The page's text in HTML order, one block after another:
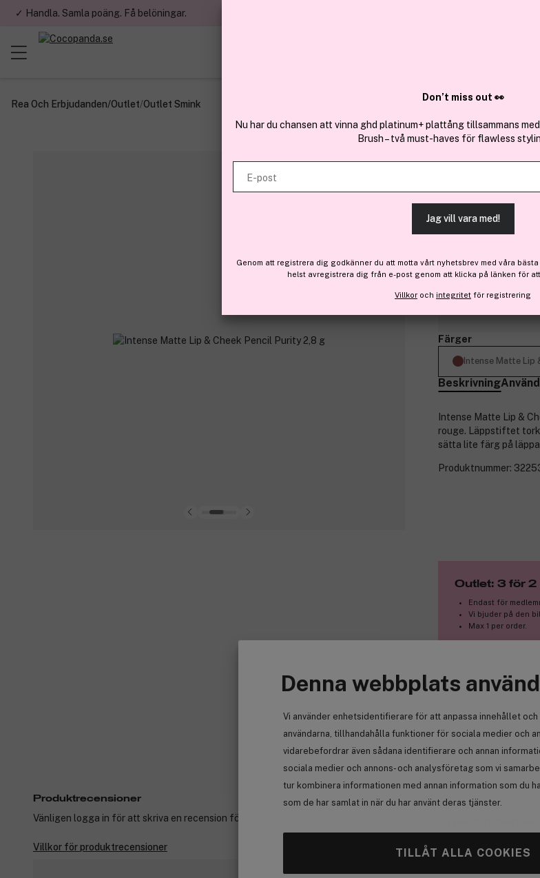
Denna webbplats
Vi använder enhetsidentifierare för att anpassa innehållet och
användarna, tillhandahålla funktioner för sociala medier och
vidarebefordrar även sådana identifierare och annan
sociala medier och annons- och analysföretag som vi
tur kombinera informationen med annan information som du
som de har samlat in när du har använt deras tjänster.
TILLÅT ALLA COOKIES
✓ Handla. Samla poäng. Få belöningar.
Rea Och Erbjudanden/Outlet/Outlet Smink
Intense Matte
-34% Bara 3 på lager
Före: 245 kr
Färger
Intense Matte Lip
Beskrivning
Intense Matte Lip &
rouge. Läppstiftet
sätta lite färg på
Produktnummer:
Outlet: 3 för 2
Endast för
Vi bjuder på den
Max 1 per order.
Produktrecensioner
Vänligen logga in för att skriva en recension för produkter som du har köpt.
Villkor för produktrecensioner
Don’t miss out 👀
Nu har du chansen att vinna ghd platinum+ plattång tillsammans
Brush – två must-haves för flawless
E-post
Jag vill vara med!
Genom att registrera dig godkänner du att motta vårt nyhetsbrev med våra
helst avregistrera dig från e-post genom att klicka på länken för
Villkor och integritet för registrering